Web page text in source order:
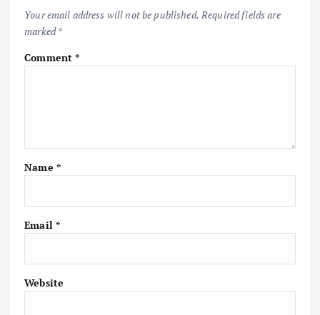
Your email address will not be published. Required fields are
marked*
Comment*
Name *
Email *
Website